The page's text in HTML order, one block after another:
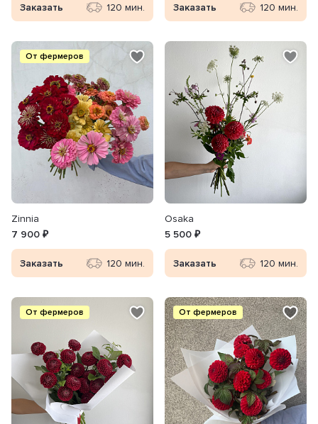
Заказать 120 мин. Заказать 120 мин.
От фермеров
Zinnia
7 900 ₽
Заказать 120 мин.
Osaka
5 500 ₽
Заказать 120 мин.
От фермеров От фермеров